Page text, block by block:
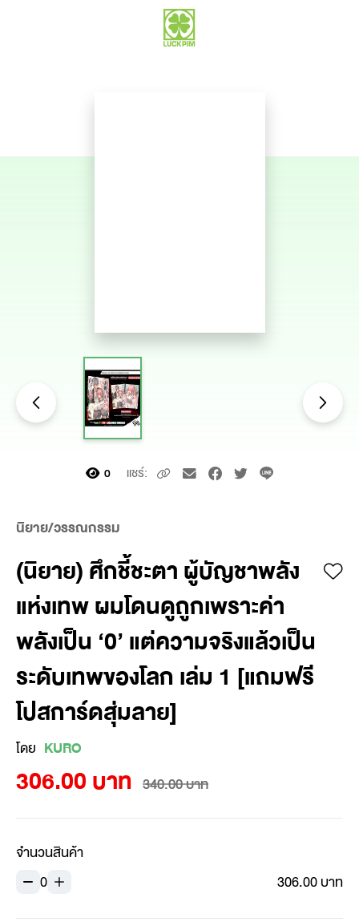
0 แชร์:
นิยาย/วรรณกรรม
(นิยาย) ศึกชี้ชะตา ผู้บัญชาพลัง
แห่งเทพ ผมโดนดูถูกเพราะค่า
พลังเป็น ‘0’ แต่ความจริงแล้วเป็น
ระดับเทพของโลก เล่ม 1 [แถมฟรี
โปสการ์ดสุ่มลาย]
โดย KURO
306.00 บาท 340.00 บาท
จำนวนสินค้า
0
306.00 บาท